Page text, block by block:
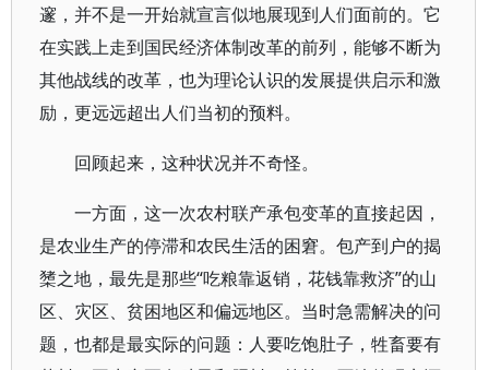
邃，并不是一开始就宣言似地展现到人们面前的。它
在实践上走到国民经济体制改革的前列，能够不断为
其他战线的改革，也为理论认识的发展提供启示和激
励，更远远超出人们当初的预料。
回顾起来，这种状况并不奇怪。
一方面，这一次农村联产承包变革的直接起因，
是农业生产的停滞和农民生活的困窘。包产到户的揭
橥之地，最先是那些“吃粮靠返销，花钱靠救济”的山
区、灾区、贫困地区和偏远地区。当时急需解决的问
题，也都是最实际的问题：人要吃饱肚子，牲畜要有